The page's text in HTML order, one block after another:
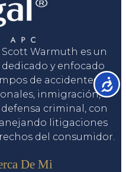
Warmuth es un
y enfocado
de accidentes de
inmigración,
criminal, con
litigaciones
del consumidor.
De Mi